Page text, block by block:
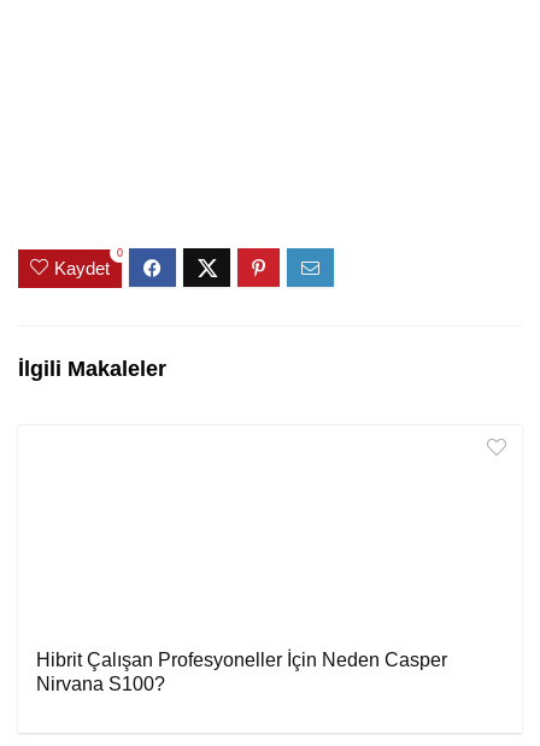
Kaydet
0
İlgili Makaleler
Hibrit Çalışan Profesyoneller İçin Neden Casper
Nirvana S100?